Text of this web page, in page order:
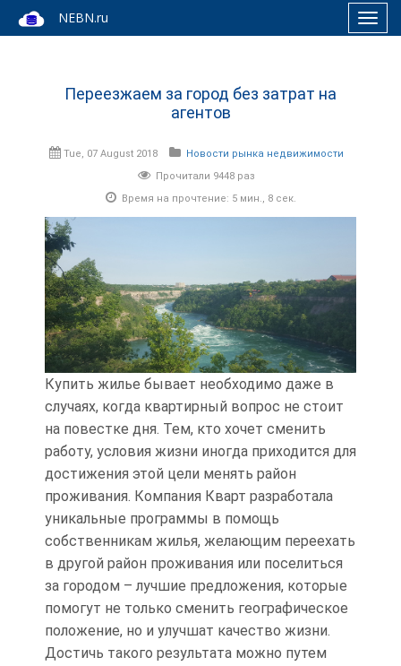
NEBN.ru
Переезжаем за город без затрат на
агентов
Tue, 07 August 2018
Новости рынка недвижимости
Прочитали 9448 раз
Время на прочтение: 5 мин., 8 сек.
Купить жилье бывает необходимо даже в
случаях, когда квартирный вопрос не стоит
на повестке дня. Тем, кто хочет сменить
работу, условия жизни иногда приходится для
достижения этой цели менять район
проживания. Компания Кварт разработала
уникальные программы в помощь
собственникам жилья, желающим переехать
в другой район проживания или поселиться
за городом – лучшие предложения, которые
помогут не только сменить географическое
положение, но и улучшат качество жизни.
Достичь такого результата можно путем